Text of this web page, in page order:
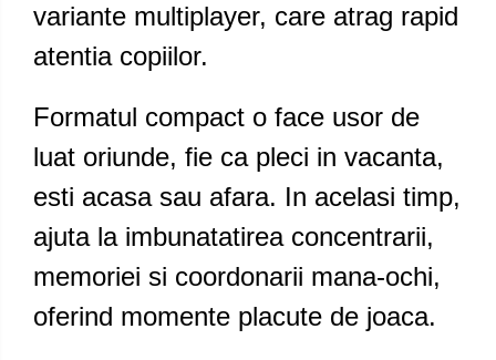
variante multiplayer, care atrag rapid
atentia copiilor.
Formatul compact o face usor de
luat oriunde, fie ca pleci in vacanta,
esti acasa sau afara. In acelasi timp,
ajuta la imbunatatirea concentrarii,
memoriei si coordonarii mana-ochi,
oferind momente placute de joaca.